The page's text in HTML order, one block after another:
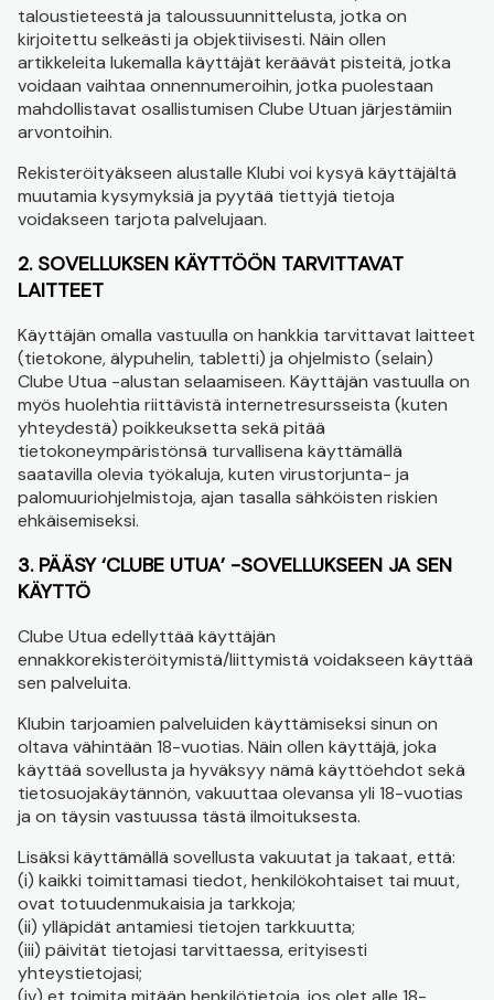
taloustieteestä ja taloussuunnittelusta, jotka on
kirjoitettu selkeästi ja objektiivisesti. Näin ollen
artikkeleita lukemalla käyttäjät keräävät pisteitä, jotka
voidaan vaihtaa onnennumeroihin, jotka puolestaan
mahdollistavat osallistumisen Clube Utuan järjestämiin
arvontoihin.
Rekisteröityäkseen alustalle Klubi voi kysyä käyttäjältä
muutamia kysymyksiä ja pyytää tiettyjä tietoja
voidakseen tarjota palvelujaan.
2. SOVELLUKSEN KÄYTTÖÖN TARVITTAVAT
LAITTEET
Käyttäjän omalla vastuulla on hankkia tarvittavat laitteet
(tietokone, älypuhelin, tabletti) ja ohjelmisto (selain)
Clube Utua -alustan selaamiseen. Käyttäjän vastuulla on
myös huolehtia riittävistä internetresursseista (kuten
yhteydestä) poikkeuksetta sekä pitää
tietokoneympäristönsä turvallisena käyttämällä
saatavilla olevia työkaluja, kuten virustorjunta- ja
palomuuriohjelmistoja, ajan tasalla sähköisten riskien
ehkäisemiseksi.
3. PÄÄSY ‘CLUBE UTUA’ -SOVELLUKSEEN JA SEN
KÄYTTÖ
Clube Utua edellyttää käyttäjän
ennakkorekisteröitymistä/liittymistä voidakseen käyttää
sen palveluita.
Klubin tarjoamien palveluiden käyttämiseksi sinun on
oltava vähintään 18-vuotias. Näin ollen käyttäjä, joka
käyttää sovellusta ja hyväksyy nämä käyttöehdot sekä
tietosuojakäytännön, vakuuttaa olevansa yli 18-vuotias
ja on täysin vastuussa tästä ilmoituksesta.
Lisäksi käyttämällä sovellusta vakuutat ja takaat, että:
(i) kaikki toimittamasi tiedot, henkilökohtaiset tai muut,
ovat totuudenmukaisia ja tarkkoja;
(ii) ylläpidät antamiesi tietojen tarkkuutta;
(iii) päivität tietojasi tarvittaessa, erityisesti
yhteystietojasi;